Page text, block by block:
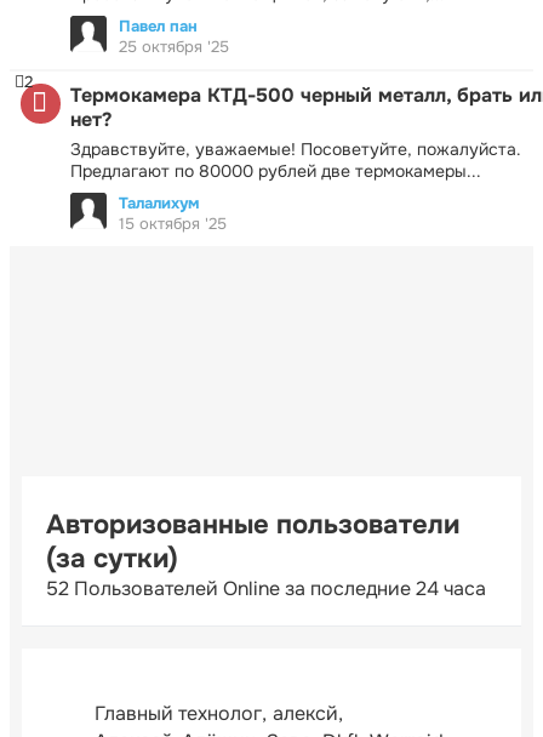
Павел пан
25 октября '25
Термокамера КТД-500 черный металл, брать
нет?
Здравствуйте, уважаемые! Посоветуйте, пожалуйста.
Предлагают по 80000 рублей две термокамеры...
2
Талалихум
15 октября '25
Авторизованные пользователи
(за сутки)
52 Пользователей Online за последние 24 часа
Главный технолог алексй